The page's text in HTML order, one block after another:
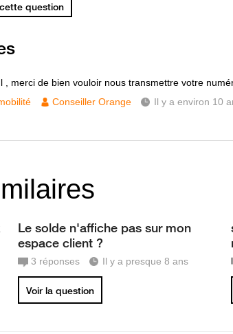
question
, merci de bien vouloir nous transmettre votre
Conseiller Orange Il y a environ 10
Le solde n'affiche pas sur mon
espace client ?
3 réponses Il y a presque 8 ans
Voir la question